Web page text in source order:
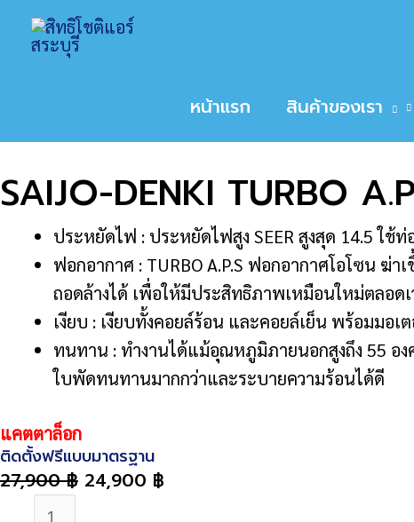
หน้าแรก สินค้าของเรา
Home สินค้า
หน้าหลัก/
SAIJO-DENKI TURBO
ประหยัดไฟ : ประหยัดไฟสูง SEER สูงสุด 14.5 ใช้ท่
ฟอกอากาศ : TURBO A.P.S ฟอกอากาศโอโซน ฆ่
ถอดล้างได้ เพื่อให้มีประสิทธิภาพเหมือนใหม่ตลอด
เงียบ : เงียบทั้งคอยล์ร้อน และคอยล์เย็น พร้อมมอ
ทนทาน : ทำงานได้แม้อุณหภูมิภายนอกสูงถึง 55 อ
ใบพัดทนทานมากกว่าและระบายความร้อนได้ดี
แคตตาล็อก
ติดตั้งฟรีแบบมาตรฐาน
27,900฿ 24,900 ฿
จำนวน